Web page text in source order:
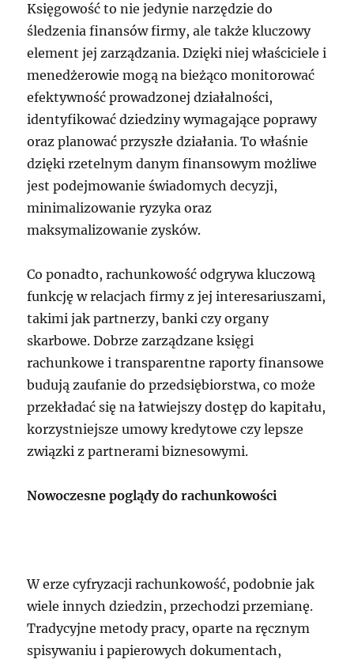
Księgowość to nie jedynie narzędzie do
śledzenia finansów firmy, ale także kluczowy
element jej zarządzania. Dzięki niej właściciele i
menedżerowie mogą na bieżąco monitorować
efektywność prowadzonej działalności,
identyfikować dziedziny wymagające poprawy
oraz planować przyszłe działania. To właśnie
dzięki rzetelnym danym finansowym możliwe
jest podejmowanie świadomych decyzji,
minimalizowanie ryzyka oraz
maksymalizowanie zysków.
Co ponadto, rachunkowość odgrywa kluczową
funkcję w relacjach firmy z jej interesariuszami,
takimi jak partnerzy, banki czy organy
skarbowe. Dobrze zarządzane księgi
rachunkowe i transparentne raporty finansowe
budują zaufanie do przedsiębiorstwa, co może
przekładać się na łatwiejszy dostęp do kapitału,
korzystniejsze umowy kredytowe czy lepsze
związki z partnerami biznesowymi.
Nowoczesne poglądy do rachunkowości
W erze cyfryzacji rachunkowość, podobnie jak
wiele innych dziedzin, przechodzi przemianę.
Tradycyjne metody pracy, oparte na ręcznym
spisywaniu i papierowych dokumentach,